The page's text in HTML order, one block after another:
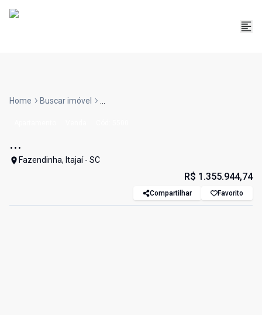
Home Buscar imóvel ...
...
Fazendinha, Itajaí - SC
R$ 1.355.944,74
Compartilhar Favorito